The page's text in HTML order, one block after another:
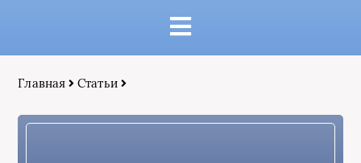
Главная Статьи